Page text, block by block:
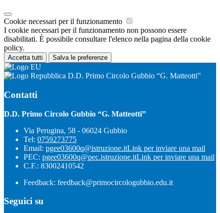
Cookie necessari per il funzionamento
I cookie necessari per il funzionamento non possono essere
disabilitati. È possibile consultare l'elenco nella pagina della cookie
policy.
Accetta tutti Salva le preferenze
D.D. Primo Circolo Gubbio “G. Matteotti”
Contatti
D.D. Primo Circolo Gubbio “G. Matteotti”
Via Perugina, 58 - 06024 Gubbio
Tel: 0759273775
Email: pgee03600q@istruzione.itLink per inviare una mail
PEC: pgee03600q@pec.istruzione.itLink per inviare una mail
C.F.: 83002410542
Feedback: feedback@primocircologubbio.edu.it
Seguici su